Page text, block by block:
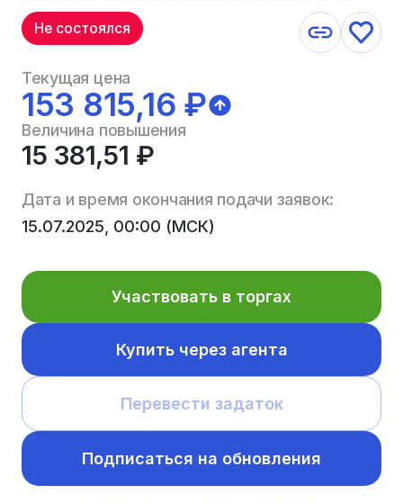
Не состоялся
Текущая цена
153 815,16 ₽
Величина повышения
15 381,51 ₽
Дата и время окончания подачи заявок:
15.07.2025, 00:00 (МСК)
Участвовать в торгах
Купить через агента
Перевести задаток
Подписаться на обновления